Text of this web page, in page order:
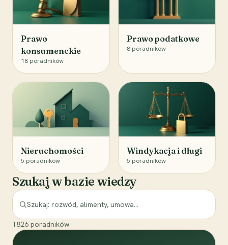
Prawo
konsumenckie
18 poradników
Prawo podatkowe
8 poradników
Nieruchomości
5 poradników
Windykacja i długi
5 poradników
Szukaj w bazie wiedzy
1826 poradników